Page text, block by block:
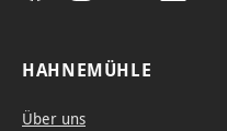
HAHNEMÜHLE
Über uns